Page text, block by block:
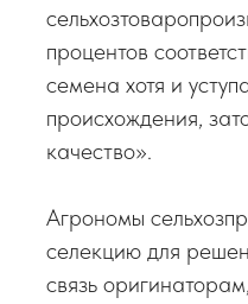
процентов
семена хотя и
происхождения,
качество».
Агрономы
селекцию для
связь